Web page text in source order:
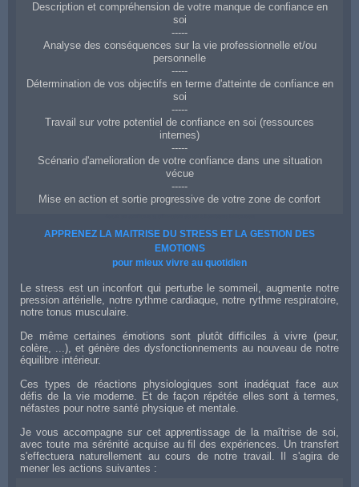
Description et compréhension de votre manque de confiance en
soi
-----
Analyse des conséquences sur la vie professionnelle et/ou
personnelle
-----
Détermination de vos objectifs en terme d'atteinte de confiance en
soi
-----
Travail sur votre potentiel de confiance en soi (ressources
internes)
-----
Scénario d'amelioration de votre confiance dans une situation
vécue
-----
Mise en action et sortie progressive de votre zone de confort
APPRENEZ LA MAITRISE DU STRESS ET LA GESTION DES
EMOTIONS
pour mieux vivre au quotidien
Le stress est un inconfort qui perturbe le sommeil, augmente notre
pression artérielle, notre rythme cardiaque, notre rythme respiratoire,
notre tonus musculaire.
De même certaines émotions sont plutôt difficiles à vivre (peur,
colère, ...), et génère des dysfonctionnements au nouveau de notre
équilibre intérieur.
Ces types de réactions physiologiques sont inadéquat face aux
défis de la vie moderne. Et de façon répétée elles sont à termes,
néfastes pour notre santé physique et mentale.
Je vous accompagne sur cet apprentissage de la maîtrise de soi,
avec toute ma sérénité acquise au fil des expériences. Un transfert
s'effectuera naturellement au cours de notre travail. Il s'agira de
mener les actions suivantes :